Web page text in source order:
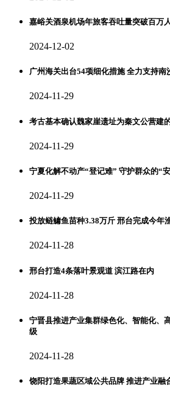
嘉峪关酒泉机场年旅客吞吐量突破百万
2024-12-02
广州海关出台54项细化措施 全力支持南
2024-11-29
考古基本确认魏家崖遗址为秦文公营建
2024-11-29
宁夏化解不动产“登记难” 守护群众的“
2024-11-29
投放鲢鳙鱼苗种3.38万斤 邢台完成今年
2024-11-28
邢台打造4条落叶景观道 滨江路在内
2024-11-28
宁晋县推进产业集群绿色化、智能化、
级
2024-11-28
饶阳打造果蔬区域公共品牌 推进产业融